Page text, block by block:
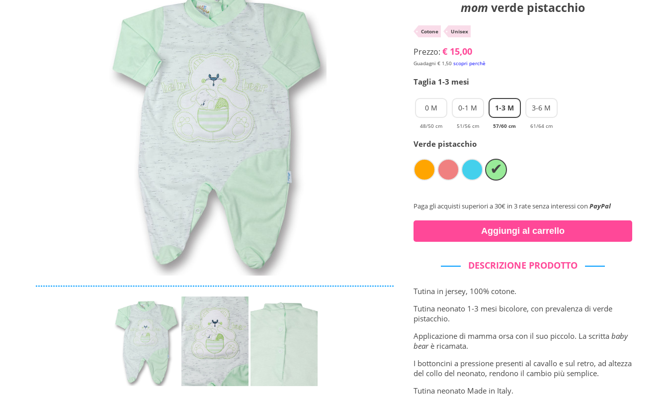
mom verde pistacchio
• Cotone • Unisex
Prezzo: € 15,00
Guadagni € 1,50 scopri perchè
Taglia 1-3 mesi
0 M
48/50 cm
0-1 M
51/56 cm
1-3 M
57/60 cm
3-6 M
61/64 cm
Verde pistacchio
✔
Paga gli acquisti superiori a 30€ in 3 rate senza interessi con PayPal
Aggiungi al carrello
DESCRIZIONE PRODOTTO
Tutina in jersey, 100% cotone.
Tutina neonato 1-3 mesi bicolore, con prevalenza di verde
pistacchio.
Applicazione di mamma orsa con il suo piccolo. La scritta baby
bearè ricamata.
I bottoncini a pressione presenti al cavallo e sul retro, ad altezza
del collo del neonato, rendono il cambio più semplice.
Tutina neonato Made in Italy.
0-1 M
1-3 M 3-6 M
9-12 M 12-18M
24-36M Taglia unica
Cotone
Altro
Primavera/Estate
Cerca